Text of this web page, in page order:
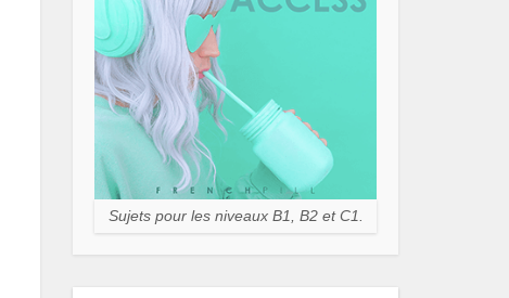
Sujets pour les niveaux B1, B2 et C1.